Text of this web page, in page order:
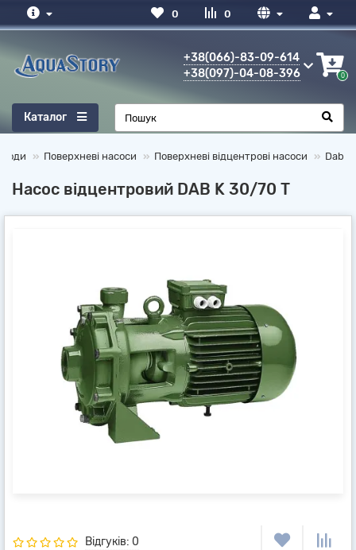
0
0
+38(066)-83-09-614
+38(097)-04-08-396
0
Каталог
Поверхневі насоси Поверхневі відцентрові насоси Dab
Насос відцентровий DAB K 30/70 T
Відгуків: 0